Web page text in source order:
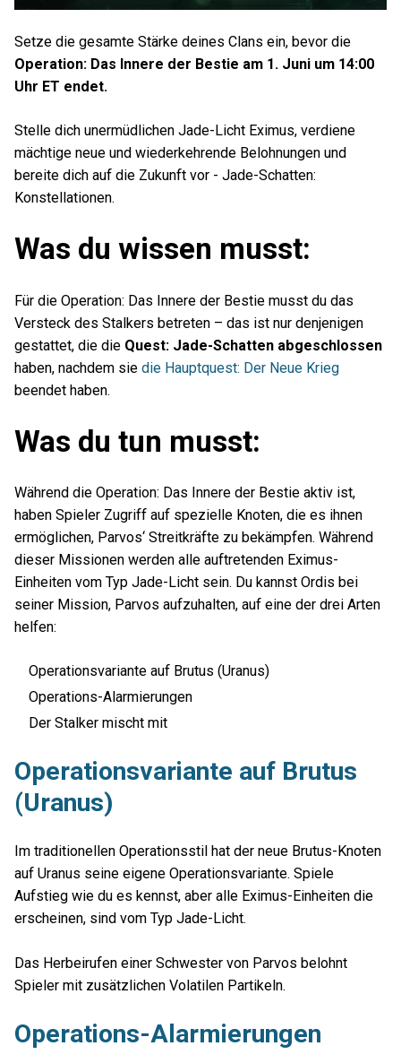
Setze die gesamte Stärke deines Clans ein, bevor die
Operation: Das Innere der Bestie am 1. Juni um 14:00
Uhr ET endet.
Stelle dich unermüdlichen Jade-Licht Eximus, verdiene
mächtige neue und wiederkehrende Belohnungen und
bereite dich auf die Zukunft vor - Jade-Schatten:
Konstellationen.
Was du wissen musst:
Für die Operation: Das Innere der Bestie musst du das
Versteck des Stalkers betreten – das ist nur denjenigen
gestattet, die die Quest: Jade-Schatten abgeschlossen
haben, nachdem sie die Hauptquest: Der Neue Krieg
beendet haben.
Was du tun musst:
Während die Operation: Das Innere der Bestie aktiv ist,
haben Spieler Zugriff auf spezielle Knoten, die es ihnen
ermöglichen, Parvos‘ Streitkräfte zu bekämpfen. Während
dieser Missionen werden alle auftretenden Eximus-
Einheiten vom Typ Jade-Licht sein. Du kannst Ordis bei
seiner Mission, Parvos aufzuhalten, auf eine der drei Arten
helfen:
Operationsvariante auf Brutus (Uranus)
Operations-Alarmierungen
Der Stalker mischt mit
Operationsvariante auf Brutus
(Uranus)
Im traditionellen Operationsstil hat der neue Brutus-Knoten
auf Uranus seine eigene Operationsvariante. Spiele
Aufstieg wie du es kennst, aber alle Eximus-Einheiten die
erscheinen, sind vom Typ Jade-Licht.
Das Herbeirufen einer Schwester von Parvos belohnt
Spieler mit zusätzlichen Volatilen Partikeln.
Operations-Alarmierungen